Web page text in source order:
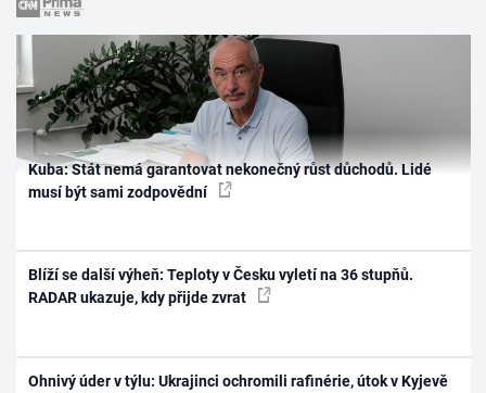
Kuba: Stát nemá garantovat nekonečný růst důchodů. Lidé
musí být sami zodpovědní
Blíží se další výheň: Teploty v Česku vyletí na 36 stupňů.
RADAR ukazuje, kdy přijde zvrat
Ohnivý úder v týlu: Ukrajinci ochromili rafinérie, útok v Kyjevě